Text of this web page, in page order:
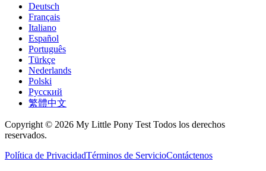
Deutsch
Français
Italiano
Español
Português
Türkçe
Nederlands
Polski
Русский
繁體中文
Copyright © 2026 My Little Pony Test Todos los derechos
reservados.
Política de PrivacidadTérminos de ServicioContáctenos